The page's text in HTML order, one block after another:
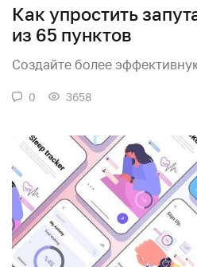
Как упростить
из 65 пунктов
Создайте более
0 3658